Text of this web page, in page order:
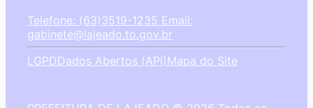
Telefone: (63)3519-1235 Email:
gabinete@lajeado.to.gov.br
LGPDDados Abertos (API)Mapa do Site